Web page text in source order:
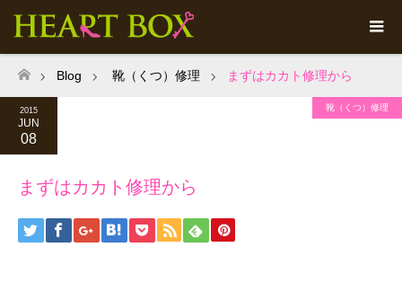
ホーム
Blog 靴（くつ）修理 まずはカカト修理から
2015
JUN
08
靴（くつ）修理
まずはカカト修理から